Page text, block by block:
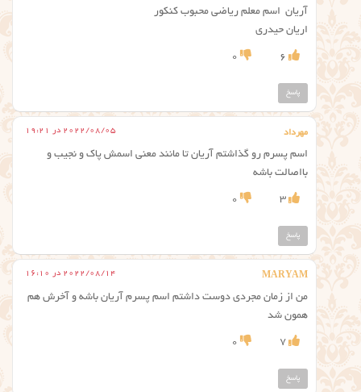
آریان اسم معلم ریاضی محبوب کنکور
اریان حیدری
6
0
پاسخ
مهرداد 2022/08/05 در 19:21
اسم پسرم رو گذاشتم آریان تا مانند معنی اسمش پاک و نجیب و
بااصالت باشه
3
0
پاسخ
MARYAM 2022/08/14 در 16:10
من از زمان مجردی دوست داشتم اسم پسرم آریان باشه و آخرش هم
همون شد
7
0
پاسخ